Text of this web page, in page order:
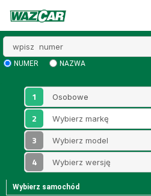
numer
NUMER NAZWA
1
2
3
4
Wybierz samochód